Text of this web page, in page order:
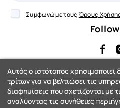
Συμφωνώ με τους Όρους
Αρ. Γ.Ε.ΜΗ:
Αυτός ο ιστότοπος χρησιμοποιεί
τρίτων για να βελτιώσει τις
διαφημίσεις που σχετίζονται με
αναλύοντας τις συνήθειες